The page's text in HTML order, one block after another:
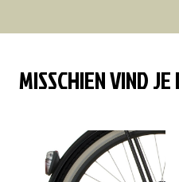
MISSCHIEN VIND